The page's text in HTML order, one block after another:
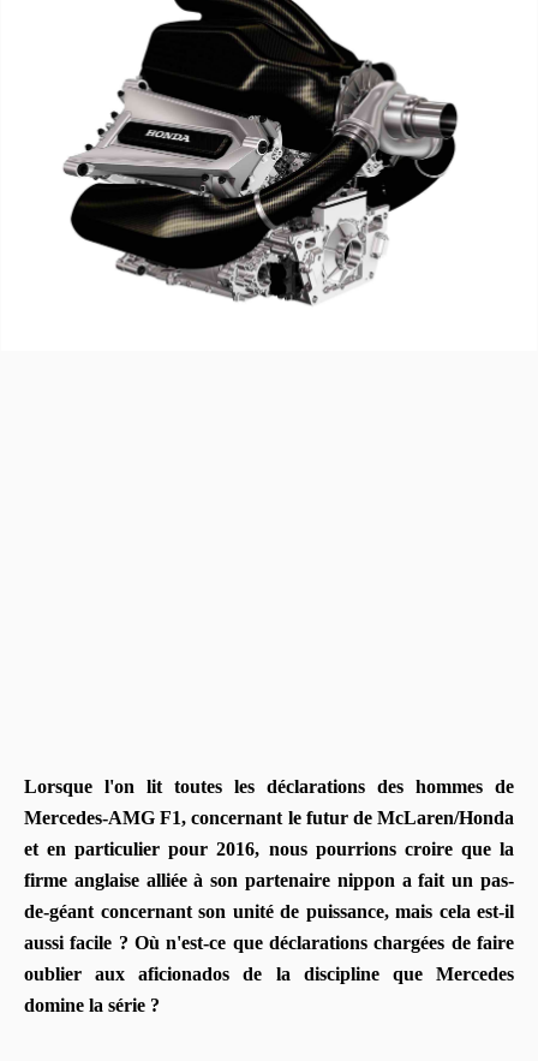
Lorsque l'on lit toutes les déclarations des hommes de
Mercedes-AMG F1, concernant le futur de McLaren/Honda
et en particulier pour 2016, nous pourrions croire que la
firme anglaise alliée à son partenaire nippon a fait un pas-
de-géant concernant son unité de puissance, mais cela est-il
aussi facile ? Où n'est-ce que déclarations chargées de faire
oublier aux aficionados de la discipline que Mercedes
domine la série ?